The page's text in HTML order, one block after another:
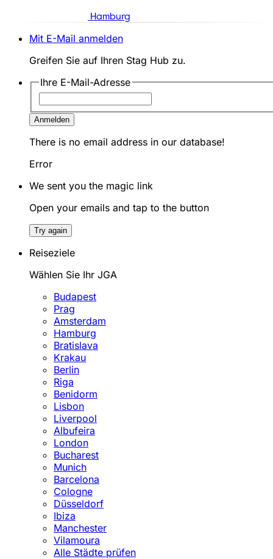
Hamburg
Mit E-Mail anmelden
Greifen Sie auf Ihren Stag Hub zu.
Ihre E-Mail-Adresse
Anmelden
There is no email address in our database!
Error
We sent you the magic link
Open your emails and tap to the button
Try again
Reiseziele
Wählen Sie Ihr JGA
Budapest
Prag
Amsterdam
Hamburg
Bratislava
Krakau
Berlin
Riga
Benidorm
Lisbon
Liverpool
Albufeira
London
Bucharest
Munich
Barcelona
Cologne
Düsseldorf
Ibiza
Manchester
Vilamoura
Alle Städte prüfen